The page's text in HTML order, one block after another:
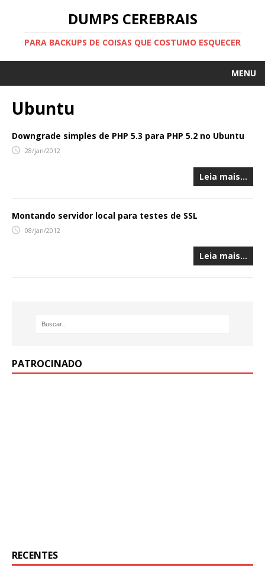
DUMPS CEREBRAIS
PARA BACKUPS DE COISAS QUE COSTUMO ESQUECER
MENU
SITE PESSOAL
Ubuntu
Downgrade simples de PHP 5.3 para PHP 5.2 no Ubuntu
28/jan/2012
Leia mais…
Montando servidor local para testes de SSL
08/jan/2012
Leia mais…
PATROCINADO
RECENTES